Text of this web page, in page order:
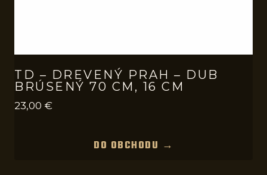
TD – DREVENÝ PRAH – DUB
BRÚSENÝ 70 CM, 16 CM
23,00 €
DO OBCHODU →